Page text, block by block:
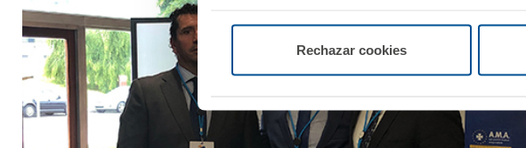
Rechazar cookies